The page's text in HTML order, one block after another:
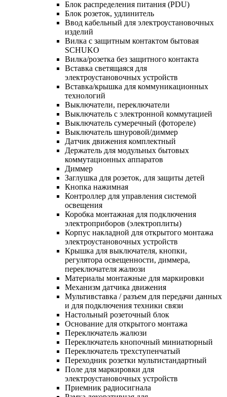
Блок распределения питания (PDU)
Блок розеток, удлинитель
Ввод кабельный для электроустановочных
изделий
Вилка с защитным контактом бытовая
SCHUKO
Вилка/розетка без защитного контакта
Вставка светящаяся для
электроустановочных устройств
Вставка/крышка для коммуникационных
технологий
Выключатели, переключатели
Выключатель с электронной коммутацией
Выключатель сумеречный (фотореле)
Выключатель шнуровой/диммер
Датчик движения комплектный
Держатель для модульных бытовых
коммутационных аппаратов
Диммер
Заглушка для розеток, для защиты детей
Кнопка нажимная
Контроллер для управления системой
освещения
Коробка монтажная для подключения
электроприборов (электроплиты)
Корпус накладной для открытого монтажа
электроустановочных устройств
Крышка для выключателя, кнопки,
регулятора освещенности, диммера,
переключателя жалюзи
Материалы монтажные для маркировки
Механизм датчика движения
Мультивставка / разъем для передачи данных
и для подключения техники связи
Настольный розеточный блок
Основание для открытого монтажа
Переключатель жалюзи
Переключатель кнопочный миниатюрный
Переключатель трехступенчатый
Переходник розетки мультистандартный
Поле для маркировки для
электроустановочных устройств
Приемник радиосигнала